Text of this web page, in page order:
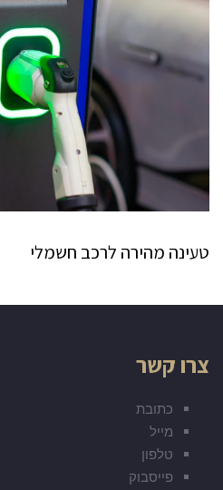
טעינה מהירה לרכב חשמלי
צרו קשר
כתובת
מייל
טלפון
פייסבוק